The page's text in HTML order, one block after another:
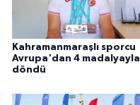
Kahramanmaraşlı sporcu
Avrupa'dan 4 madalyayla
döndü